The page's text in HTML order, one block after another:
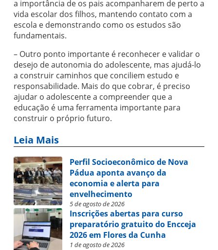
a importância de os pais acompanharem de perto a
vida escolar dos filhos, mantendo contato com a
escola e demonstrando como os estudos são
fundamentais.
– Outro ponto importante é reconhecer e validar o
desejo de autonomia do adolescente, mas ajudá-lo
a construir caminhos que conciliem estudo e
responsabilidade. Mais do que cobrar, é preciso
ajudar o adolescente a compreender que a
educação é uma ferramenta importante para
construir o próprio futuro.
Leia Mais
Perfil Socioeconômico de Nova
Pádua aponta avanço da
economia e alerta para
envelhecimento
5 de agosto de 2026
Inscrições abertas para curso
preparatório gratuito do Encceja
2026 em Flores da Cunha
1 de agosto de 2026